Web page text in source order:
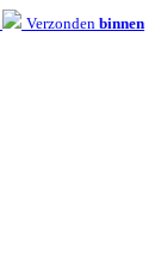
Verzonden binnen